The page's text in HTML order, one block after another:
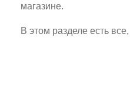
магазине.
В этом разделе есть